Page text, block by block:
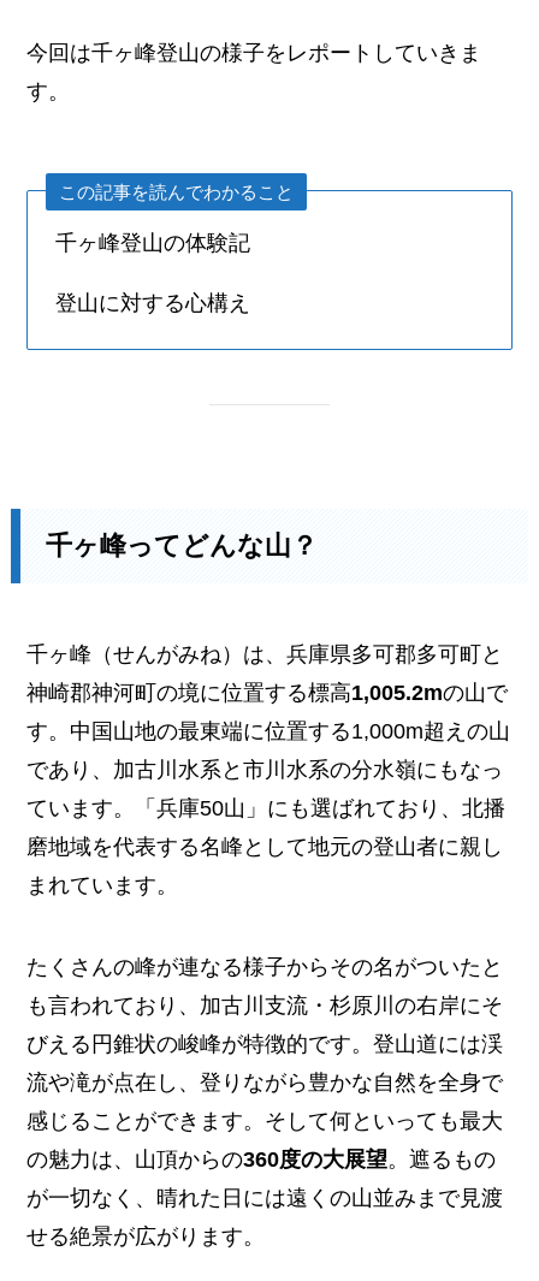
今回は千ヶ峰登山の様子をレポートしていきま
す。
この記事を読んでわかること
千ヶ峰登山の体験記
登山に対する心構え
千ヶ峰ってどんな山？
千ヶ峰（せんがみね）は、兵庫県多可郡多可町と
神崎郡神河町の境に位置する標高1,005.2mの山で
す。中国山地の最東端に位置する1,000m超えの山
であり、加古川水系と市川水系の分水嶺にもなっ
ています。「兵庫50山」にも選ばれており、北播
磨地域を代表する名峰として地元の登山者に親し
まれています。
たくさんの峰が連なる様子からその名がついたと
も言われており、加古川支流・杉原川の右岸にそ
びえる円錐状の峻峰が特徴的です。登山道には渓
流や滝が点在し、登りながら豊かな自然を全身で
感じることができます。そして何といっても最大
の魅力は、山頂からの360度の大展望。遮るもの
が一切なく、晴れた日には遠くの山並みまで見渡
せる絶景が広がります。